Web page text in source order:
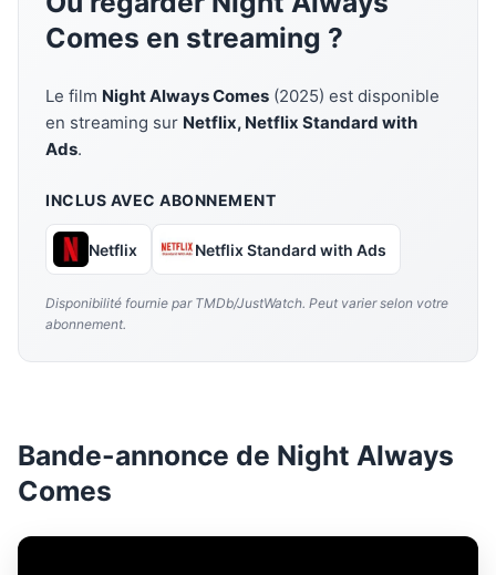
Comes en streaming ?
Le film Night Always Comes (2025) est disponible
en streaming sur Netflix, Netflix Standard with
Ads.
INCLUS AVEC ABONNEMENT
Netflix Netflix Standard with Ads
Disponibilité fournie par TMDb/JustWatch. Peut varier selon votre
abonnement.
Bande-annonce de Night Always
Comes